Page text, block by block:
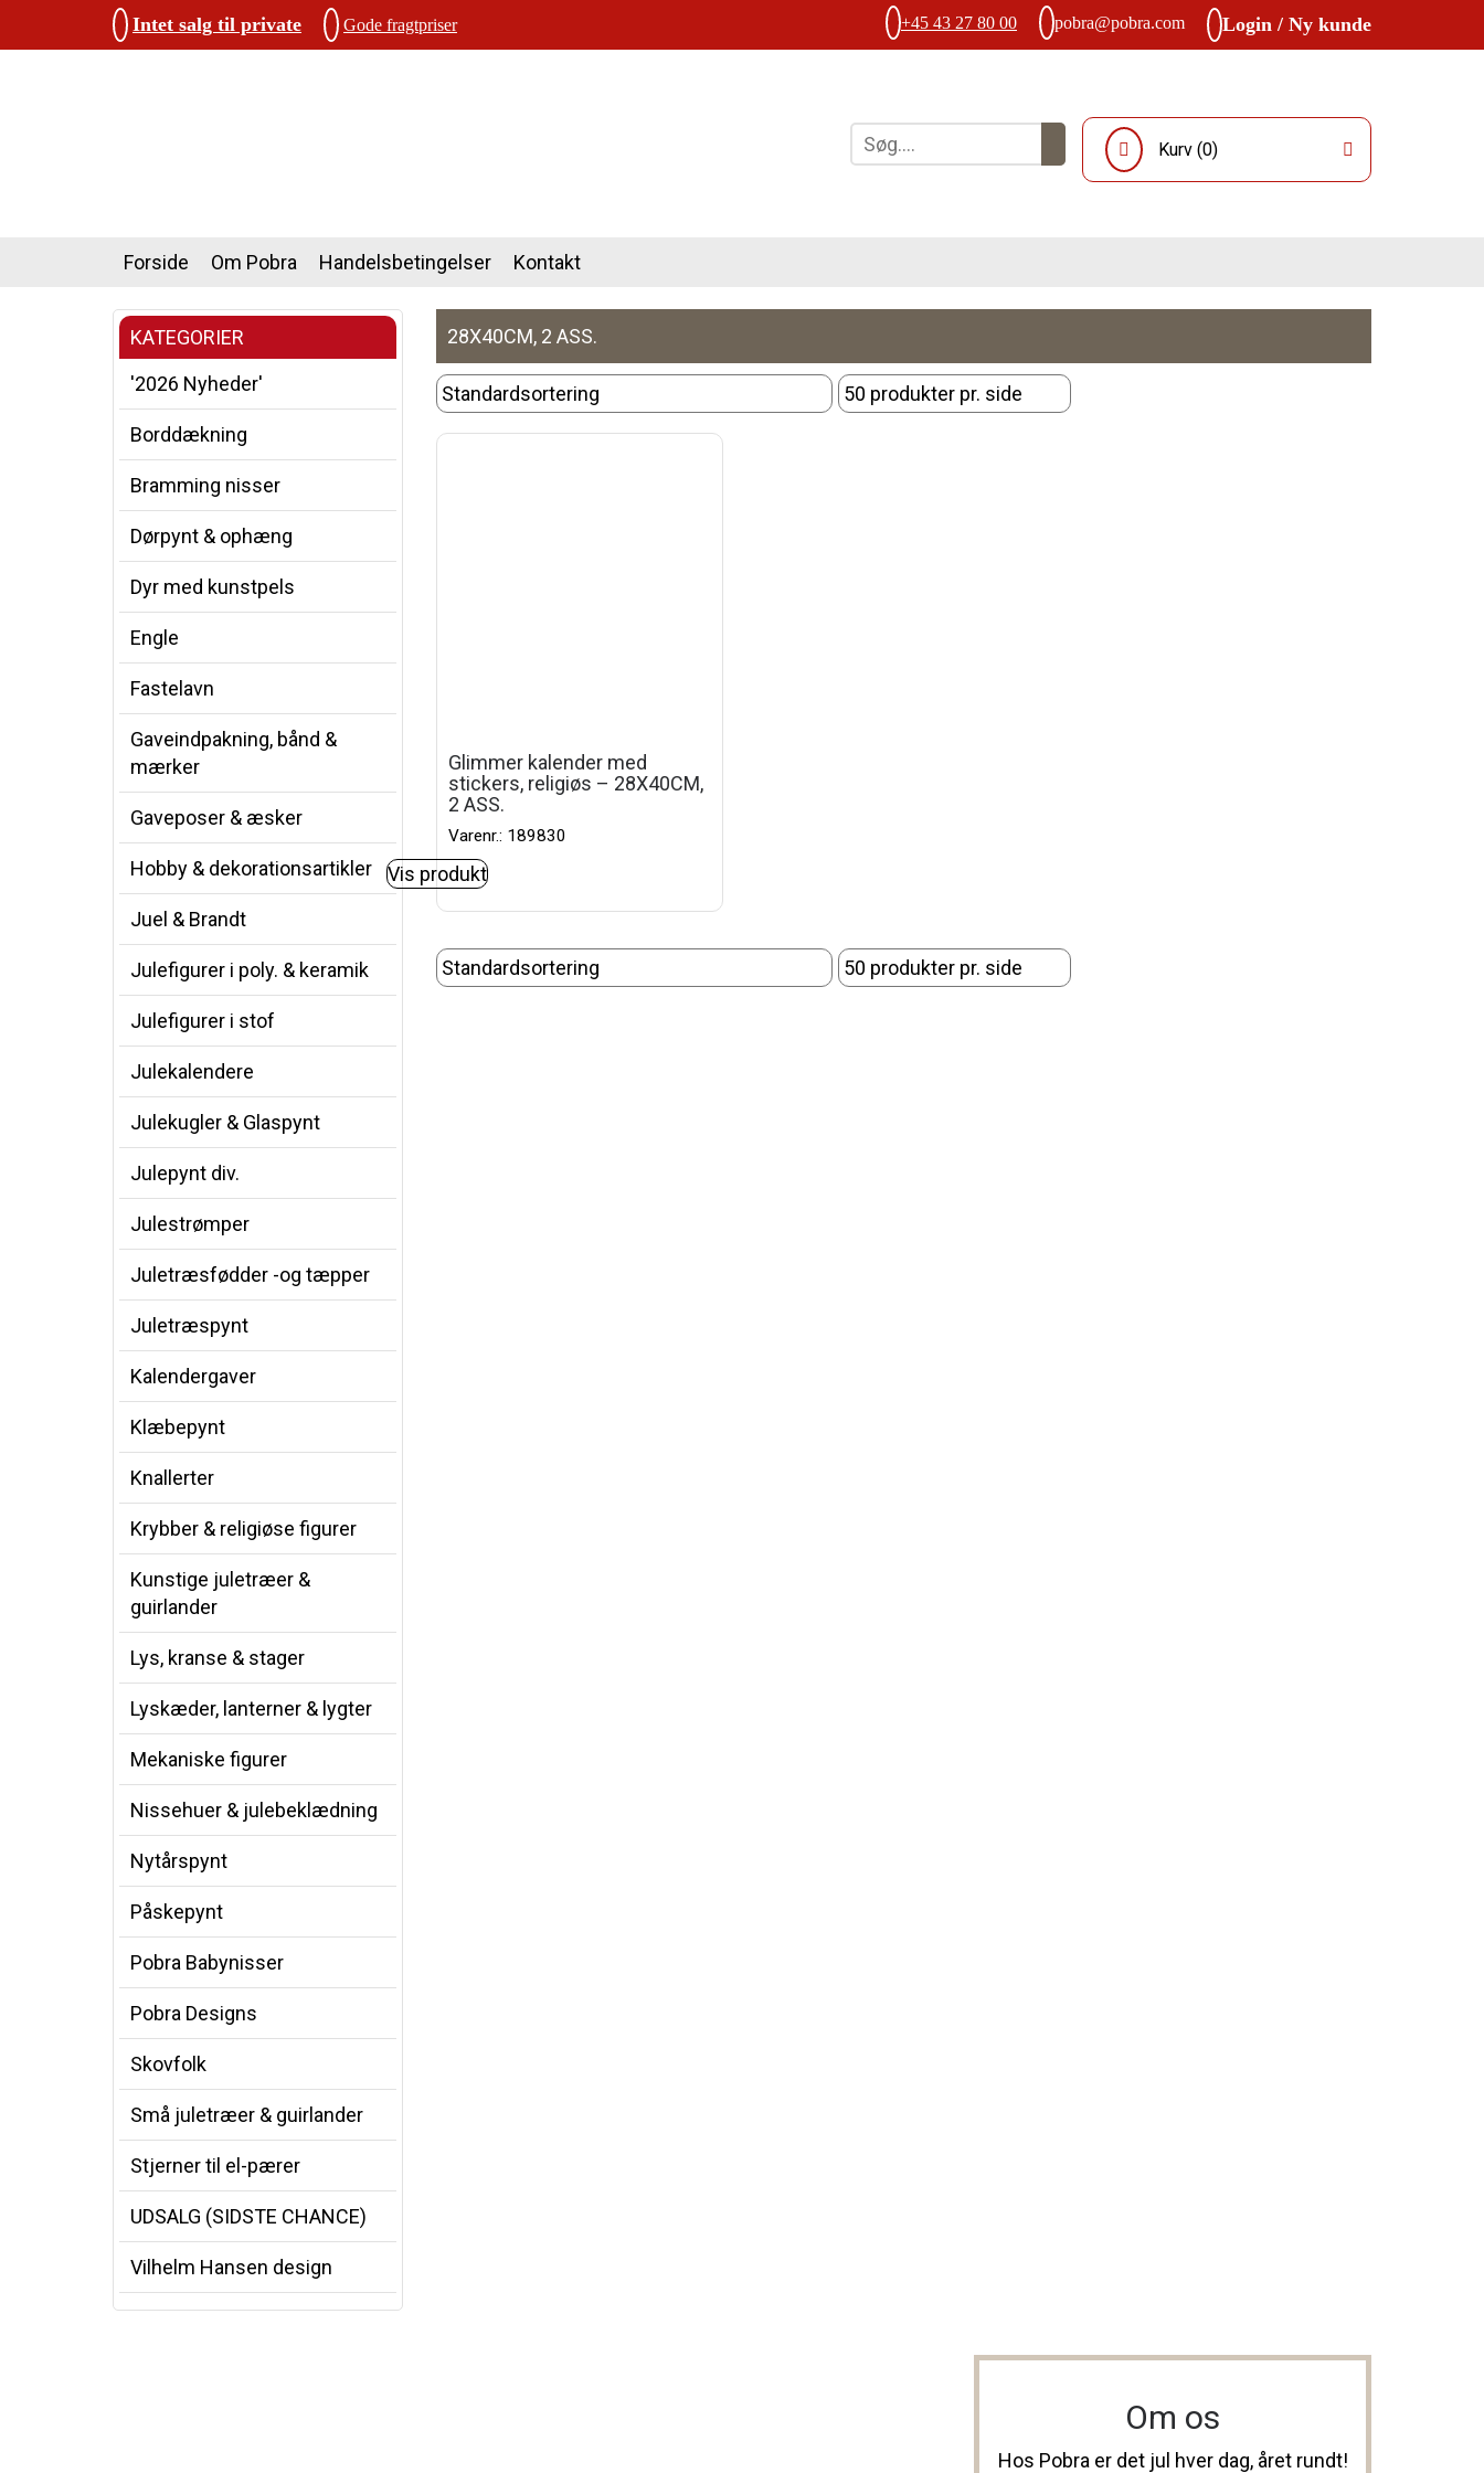
Intet salg til private Gode fragtpriser +45 43 27 80 00 pobra@pobra.com Login / Ny kunde
Kurv (0)
Forside Om Pobra Handelsbetingelser Kontakt
KATEGORIER
'2026 Nyheder'
Borddækning
Bramming nisser
Dørpynt & ophæng
Dyr med kunstpels
Engle
Fastelavn
Gaveindpakning, bånd &
mærker
Gaveposer & æsker
Hobby & dekorationsartikler
Juel & Brandt
Julefigurer i poly. & keramik
Julefigurer i stof
Julekalendere
Julekugler & Glaspynt
Julepynt div.
Julestrømper
Juletræsfødder -og tæpper
Juletræspynt
Kalendergaver
Klæbepynt
Knallerter
Krybber & religiøse figurer
Kunstige juletræer &
guirlander
Lys, kranse & stager
Lyskæder, lanterner & lygter
Mekaniske figurer
Nissehuer & julebeklædning
Nytårspynt
Påskepynt
Pobra Babynisser
Pobra Designs
Skovfolk
Små juletræer & guirlander
Stjerner til el-pærer
UDSALG (SIDSTE CHANCE)
Vilhelm Hansen design
28X40CM, 2 ASS.
Glimmer kalender med
stickers, religiøs – 28X40CM,
2 ASS.
Varenr.: 189830
Vis produkt
Om os
Hos Pobra er det jul hver dag, året rundt!